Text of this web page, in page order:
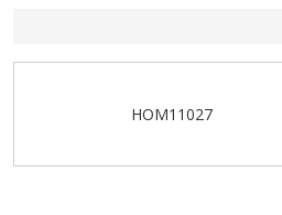
HOM11027